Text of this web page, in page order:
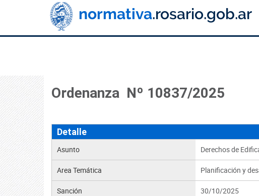
Ordenanza Nº 10837/2025
Detalle
Asunto Derechos de
Area Temática Planificación y
Sanción 30/10/2025